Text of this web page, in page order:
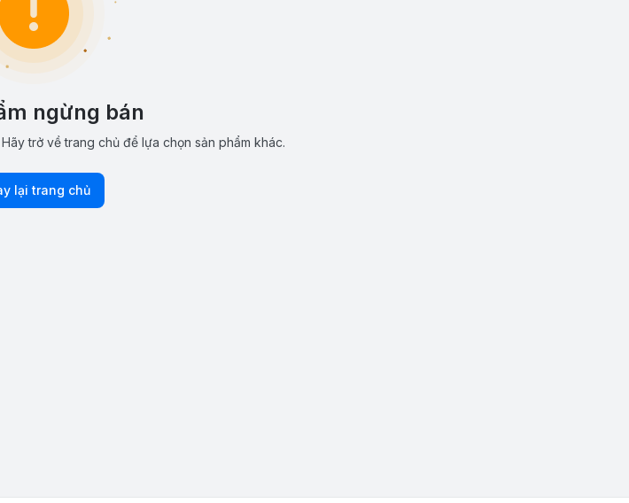
ngừng bán
trở về trang chủ để lựa chọn sản phẩm khác.
lại trang chủ